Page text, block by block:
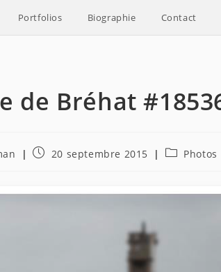
Portfolios Biographie Contact
de Bréhat
Publication
20 septembre 2015
PostPhotos